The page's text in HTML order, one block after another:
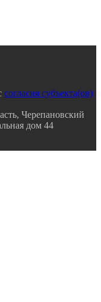
согласия субъекта(ов)
Черепановский
дом 44